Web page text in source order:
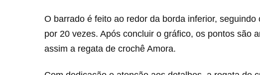
O barrado é feito ao redor da borda inferior,
por 20 vezes. Após concluir o gráfico, os pontos são
assim a regata de crochê Amora.